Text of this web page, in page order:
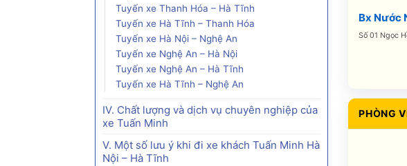
Tuyến xe Thanh Hóa – Hà Tĩnh
Tuyến xe Hà Tĩnh – Thanh Hóa
Tuyến xe Hà Nội – Nghệ An
Tuyến xe Nghệ An – Hà Nội
Tuyến xe Nghệ An – Hà Tĩnh
Tuyến xe Hà Tĩnh – Nghệ An
IV. Chất lượng và dịch vụ chuyên nghiệp của
xe Tuấn Minh
V. Một số lưu ý khi đi xe khách Tuấn Minh Hà
Nội – Hà Tĩnh
Bx Nước
Số 01 Ngọc
PHÒNG